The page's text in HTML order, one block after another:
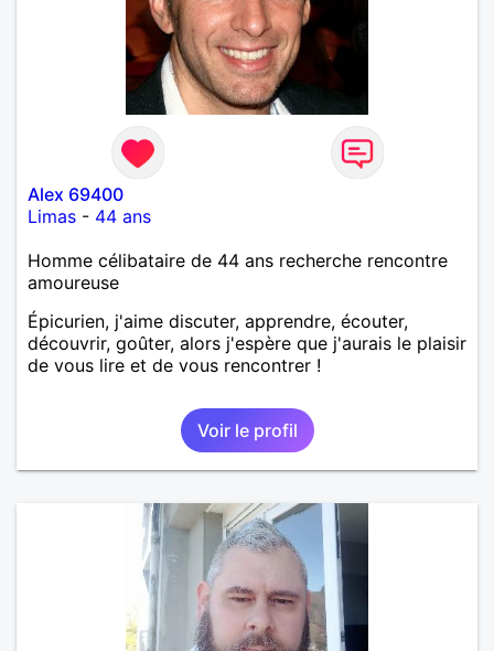
Alex 69400
Limas - 44 ans
Homme célibataire de 44 ans recherche rencontre
amoureuse
Épicurien, j'aime discuter, apprendre, écouter,
découvrir, goûter, alors j'espère que j'aurais le plaisir
de vous lire et de vous rencontrer !
Voir le profil